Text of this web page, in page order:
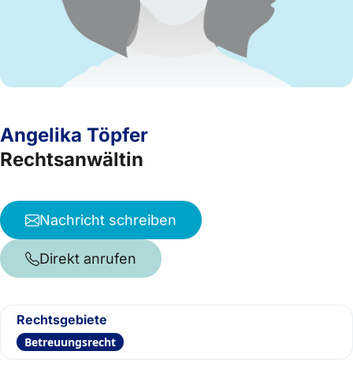
Angelika Töpfer
Rechtsanwältin
Nachricht schreiben
Direkt anrufen
Rechtsgebiete
Betreuungsrecht